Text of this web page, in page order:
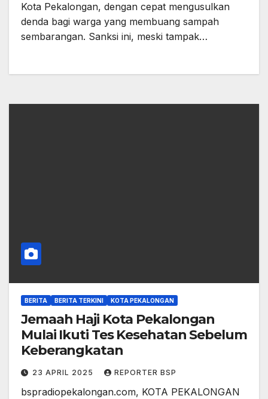
Kota Pekalongan, dengan cepat mengusulkan
denda bagi warga yang membuang sampah
sembarangan. Sanksi ini, meski tampak…
BERITA BERITA TERKINI KOTA PEKALONGAN
Jemaah Haji Kota Pekalongan
Mulai Ikuti Tes Kesehatan Sebelum
Keberangkatan
23 APRIL 2025 REPORTER BSP
bspradiopekalongan.com, KOTA PEKALONGAN